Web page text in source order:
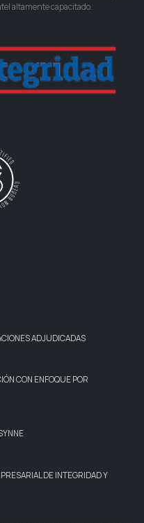
altamente capacitado.
ADJUDICADAS
CON ENFOQUE POR
DE INTEGRIDAD Y